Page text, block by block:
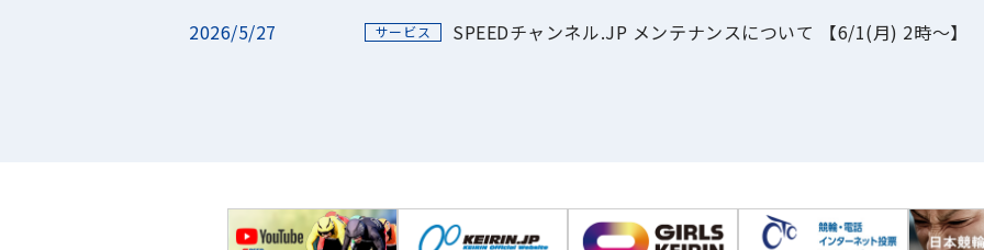
2026/5/27 サービス SPEEDチャンネル.JP メンテナンスについて 【6/1(月) 2時～】